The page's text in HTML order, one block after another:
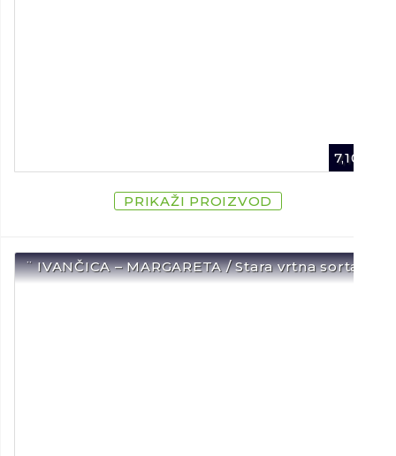
7,10
PRIKAŽI PROIZVOD
¨ IVANČICA – MARGARETA / Stara vrtna sorta ¨